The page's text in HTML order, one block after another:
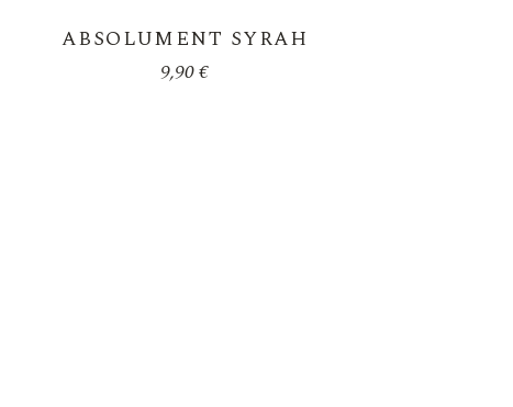
ABSOLUMENT SYRAH
9,90€